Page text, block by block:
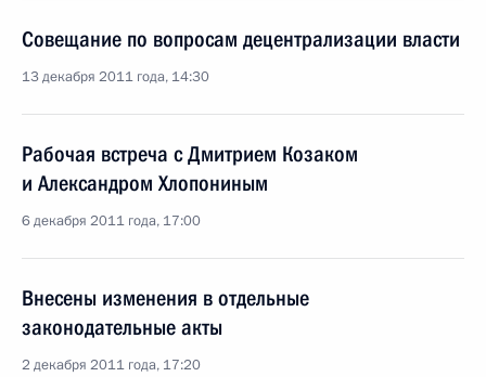
Совещание по вопросам децентрализации власти
13 декабря 2011 года, 14:30
Рабочая встреча с Дмитрием Козаком
и Александром Хлопониным
6 декабря 2011 года, 17:00
Внесены изменения в отдельные
законодательные акты
2 декабря 2011 года, 17:20